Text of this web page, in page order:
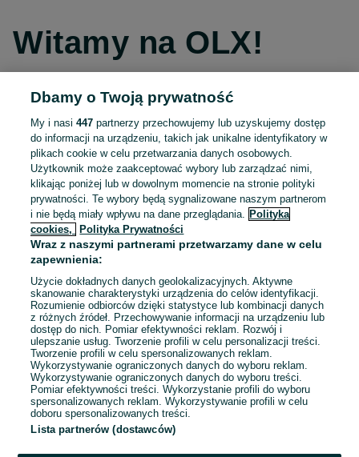
Witamy na OLX!
Kontynuuj przez Facebooka
Kontynuuj przez konto Apple
Kontynuuj przez konto Google
LUB
E-mail
Hasło
Dbamy o Twoją prywatność
My i nasi447 partnerzy przechowujemy lub uzyskujemy dostęp
do informacji na urządzeniu, takich jak unikalne identyfikatory w
plikach cookie w celu przetwarzania danych osobowych.
Użytkownik może zaakceptować wybory lub zarządzać nimi,
klikając poniżej lub w dowolnym momencie na stronie polityki
prywatności. Te wybory będą sygnalizowane naszym partnerom
i nie będą miały wpływu na dane przeglądania.
Polityka
cookies,
Polityka Prywatności
Wraz z naszymi partnerami przetwarzamy dane w celu
zapewnienia:
Użycie dokładnych danych geolokalizacyjnych. Aktywne
skanowanie charakterystyki urządzenia do celów identyfikacji.
Rozumienie odbiorców dzięki statystyce lub kombinacji danych
z różnych źródeł. Przechowywanie informacji na urządzeniu lub
dostęp do nich. Pomiar efektywności reklam. Rozwój i
ulepszanie usług. Tworzenie profili w celu personalizacji treści.
Tworzenie profili w celu spersonalizowanych reklam.
Wykorzystywanie ograniczonych danych do wyboru reklam.
Wykorzystywanie ograniczonych danych do wyboru treści.
Pomiar efektywności treści. Wykorzystanie profili do wyboru
spersonalizowanych reklam. Wykorzystywanie profili w celu
doboru spersonalizowanych treści.
Lista partnerów (dostawców)